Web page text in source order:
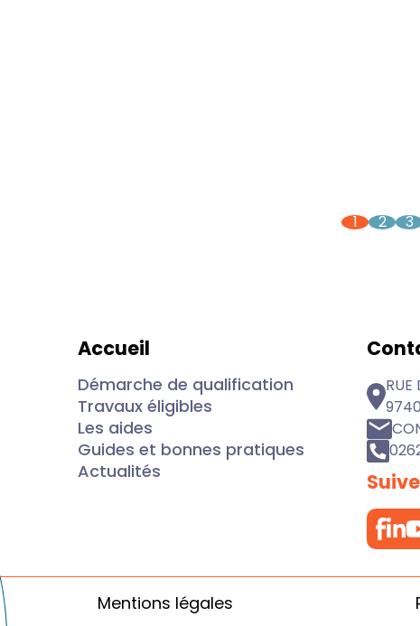
1 2 3
Accueil
Démarche de qualification
Travaux éligibles
Les aides
Guides et bonnes pratiques
Actualités
RUE
Mentions légales